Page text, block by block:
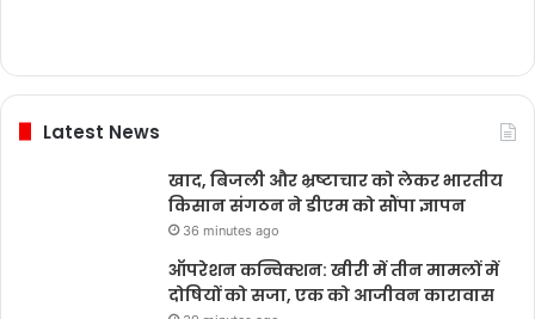
Latest News
खाद, बिजली और भ्रष्टाचार को लेकर भारतीय
किसान संगठन ने डीएम को सौंपा ज्ञापन
36 minutes ago
ऑपरेशन कन्विक्शन: खीरी में तीन मामलों में
दोषियों को सजा, एक को आजीवन कारावास